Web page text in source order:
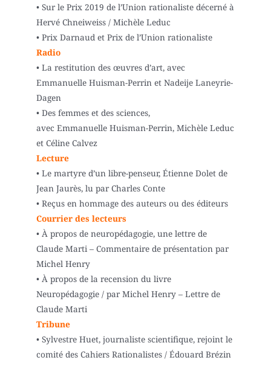
• Sur le Prix 2019 de l’Union rationaliste décerné à
Hervé Chneiweiss / Michèle Leduc
• Prix Darnaud et Prix de l’Union rationaliste
Radio
• La restitution des œuvres d’art, avec
Emmanuelle Huisman-Perrin et Nadeije Laneyrie-
Dagen
• Des femmes et des sciences,
avec Emmanuelle Huisman-Perrin, Michèle Leduc
et Céline Calvez
Lecture
• Le martyre d’un libre-penseur, Étienne Dolet de
Jean Jaurès, lu par Charles Conte
• Reçus en hommage des auteurs ou des éditeurs
Courrier des lecteurs
• À propos de neuropédagogie, une lettre de
Claude Marti – Commentaire de présentation par
Michel Henry
• À propos de la recension du livre
Neuropédagogie / par Michel Henry – Lettre de
Claude Marti
Tribune
• Sylvestre Huet, journaliste scientifique, rejoint le
comité des Cahiers Rationalistes / Édouard Brézin